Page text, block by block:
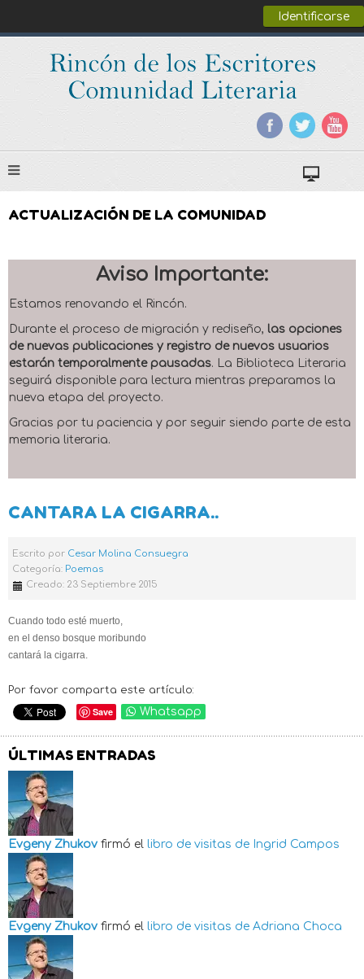
Identificarse
ACTUALIZACIÓN DE LA COMUNIDAD
Aviso Importante:
Estamos renovando el Rincón.
Durante el proceso de migración y rediseño, las opciones
de nuevas publicaciones y registro de nuevos usuarios
estarán temporalmente pausadas. La Biblioteca Literaria
seguirá disponible para lectura mientras preparamos la
nueva etapa del proyecto.
Gracias por tu paciencia y por seguir siendo parte de esta
memoria literaria.
CANTARA LA CIGARRA..
Escrito por Cesar Molina Consuegra
Categoría: Poemas
Creado: 23 Septiembre 2015
Cuando todo esté muerto,
en el denso bosque moribundo
cantará la cigarra.
Por favor comparta este artículo:
Save Whatsapp
ÚLTIMAS ENTRADAS
Evgeny Zhukov firmó el libro de visitas de Ingrid Campos
Evgeny Zhukov firmó el libro de visitas de Adriana Choca